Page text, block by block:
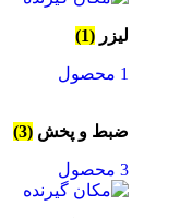
لیزر (1)
1 محصول
ضبط و پخش (3)
3 محصول